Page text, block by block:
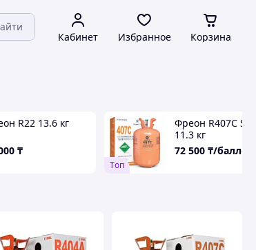
Кабинет Избранное Корзина
R22 13.6 кг
₸
Tоп
Фреон R407С
11.3 кг
72 500 ₸/баллон